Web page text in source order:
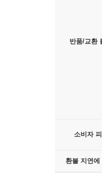
반품/교환
소비자
환불 지연에